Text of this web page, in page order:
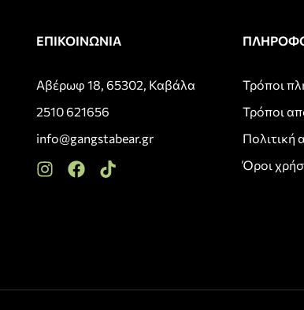
ΕΠΙΚΟΙΝΩΝΙΑ
Αβέρωφ 18, 65302, Καβάλα
2510 621656
info@gangstabear.gr
Τρόποι
Τρόποι
Πολιτική
Όροι